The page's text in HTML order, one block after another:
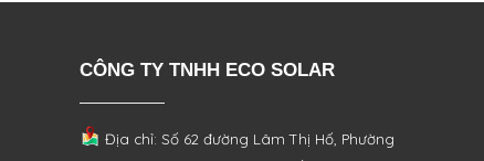
CÔNG TY TNHH ECO SOLAR
Địa chỉ: Số 62 đường Lâm Thị Hố, Phường